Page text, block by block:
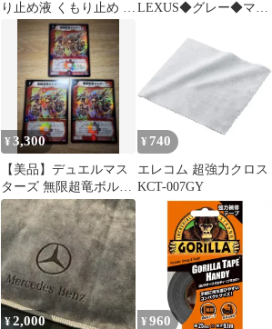
り止め液 くもり止め レ
ンズ 眼鏡 メガネ ゴー
グル AX24 -
LEXUS◆グレー◆マイ
オル 超吸水 クリーニン
グクロス ふき取り 柔ら
かい 厚手 傷防止 速乾
タオル 2枚入り mj723
¥3,300
【美品】デュエルマス
ターズ 無限超竜ボルザ
ード 3枚セット
¥ 740
エレコム 超強力クロス
KCT-007GY
¥2,000 ¥ 960